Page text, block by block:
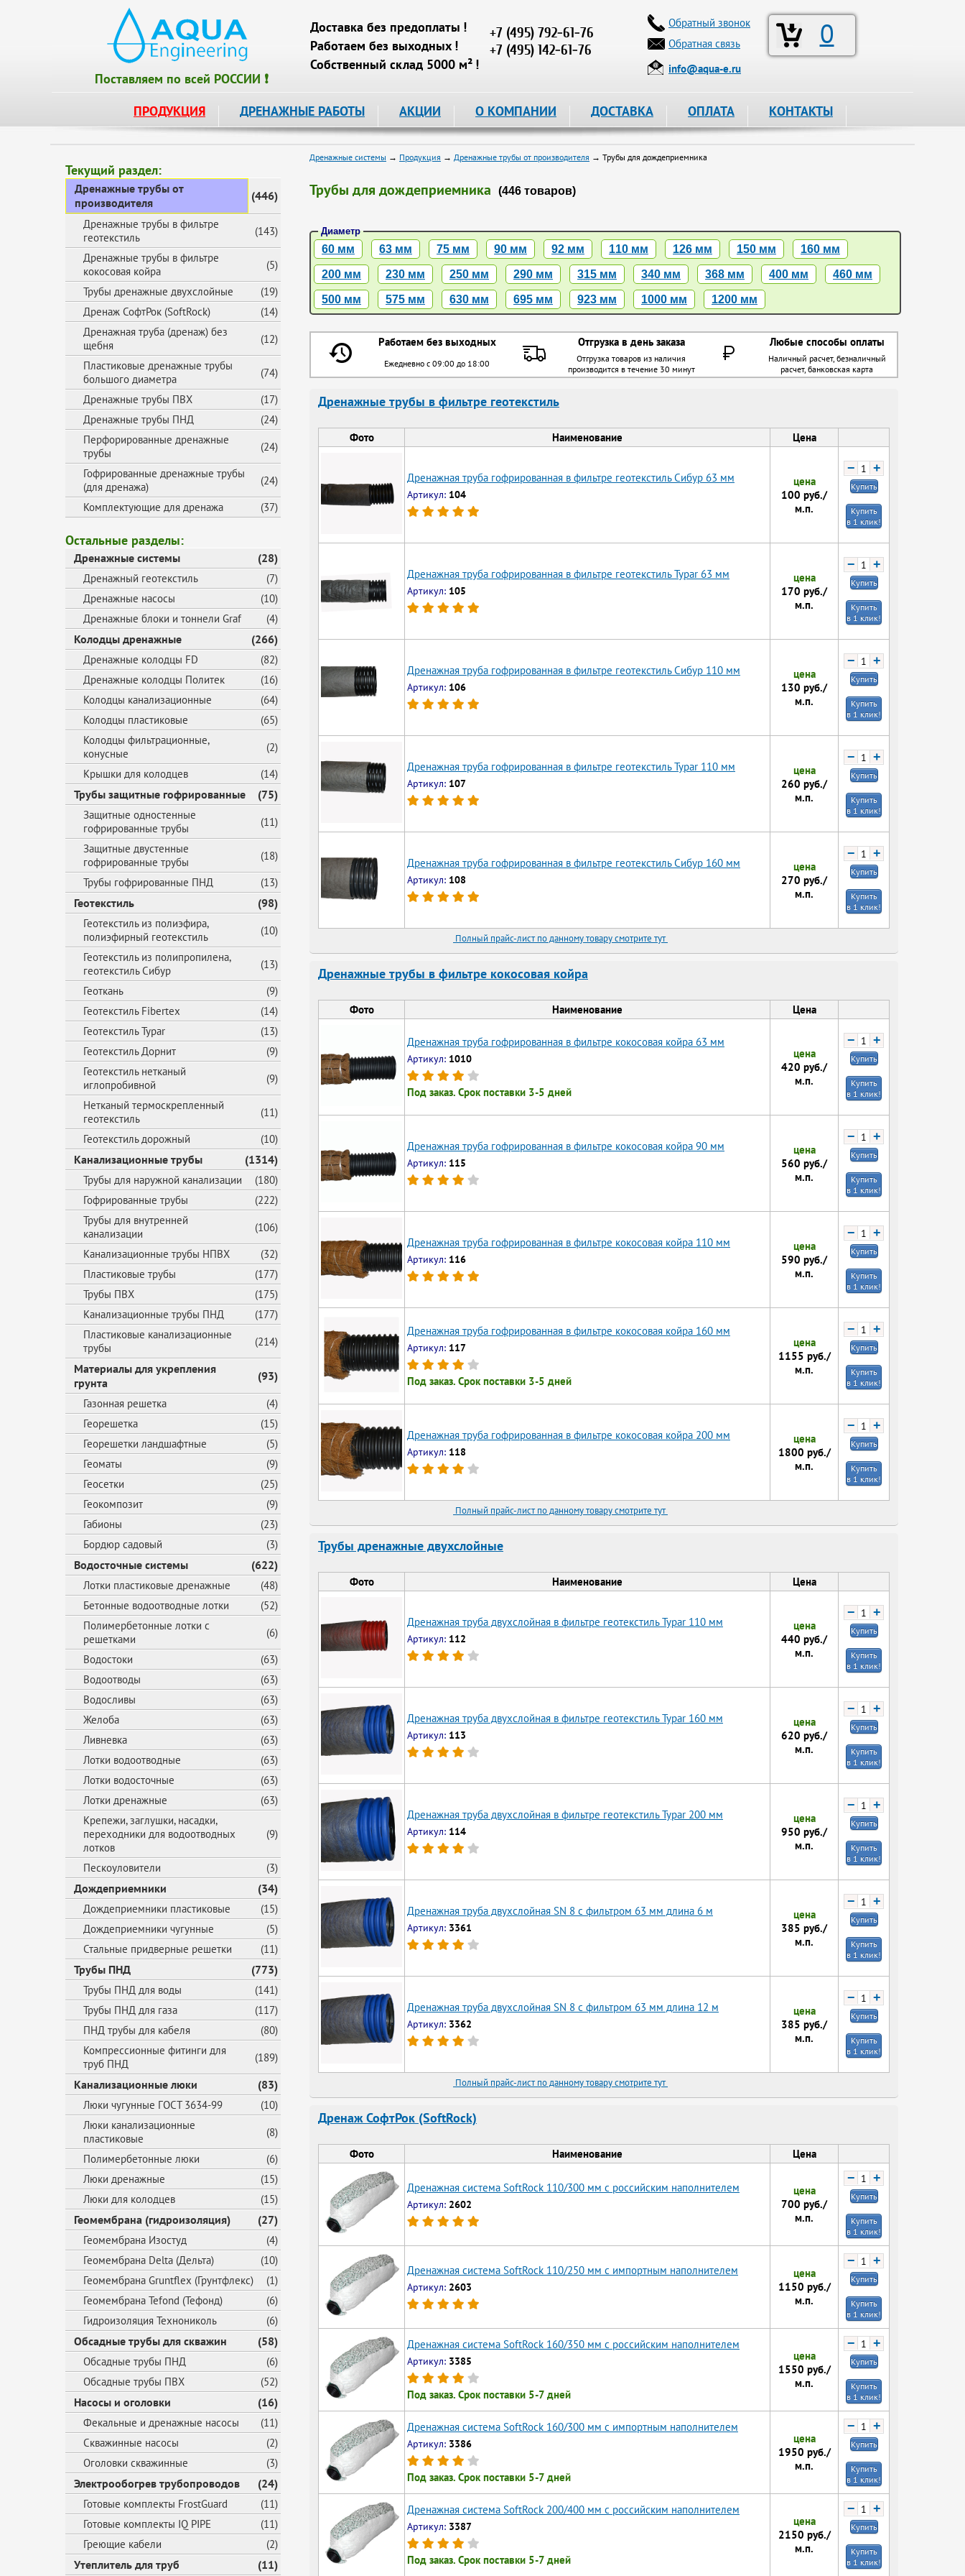
Поставляем по всей РОССИИ ❗
Доставка без предоплаты !
Работаем без выходных !
Собственный склад 5000 м² !
+7 (495) 792-61-76
+7 (495) 142-61-76
0
Обратный звонок
Обратная связь
info@aqua-e.ru
ПРОДУКЦИЯ ДРЕНАЖНЫЕ РАБОТЫ АКЦИИ О КОМПАНИИ ДОСТАВКА ОПЛАТА КОНТАКТЫ
Текущий раздел:
Дренажные трубы от
производителя
(446)
Дренажные трубы в фильтре
геотекстиль
(143)
Дренажные трубы в фильтре
кокосовая койра
(5)
Трубы дренажные двухслойные
(19)
Дренаж СофтРок (SoftRock)
(14)
Дренажная труба (дренаж) без
щебня
(12)
Пластиковые дренажные трубы
большого диаметра
(74)
Дренажные трубы ПВХ
(17)
Дренажные трубы ПНД
(24)
Перфорированные дренажные
трубы
(24)
Гофрированные дренажные трубы
(для дренажа)
(24)
Комплектующие для дренажа
(37)
Остальные разделы:
Дренажные системы (28)
Дренажный геотекстиль
(7)
Дренажные насосы
(10)
Дренажные блоки и тоннели Graf
(4)
Колодцы дренажные (266)
Дренажные колодцы FD
(82)
Дренажные колодцы Политек
(16)
Колодцы канализационные
(64)
Колодцы пластиковые
(65)
Колодцы фильтрационные,
конусные
(2)
Крышки для колодцев
(14)
Трубы защитные гофрированные (75)
Защитные одностенные
гофрированные трубы
(11)
Защитные двустенные
гофрированные трубы
(18)
Трубы гофрированные ПНД
(13)
Геотекстиль (98)
Геотекстиль из полиэфира,
полиэфирный геотекстиль
(10)
Геотекстиль из полипропилена,
геотекстиль Сибур
(13)
Геоткань
(9)
Геотекстиль Fibertex
(14)
Геотекстиль Typar
(13)
Геотекстиль Дорнит
(9)
Геотекстиль нетканый
иглопробивной
(9)
Нетканый термоскрепленный
геотекстиль
(11)
Геотекстиль дорожный
(10)
Канализационные трубы (1314)
Трубы для наружной канализации
(180)
Гофрированные трубы
(222)
Трубы для внутренней
канализации
(106)
Канализационные трубы НПВХ
(32)
Пластиковые трубы
(177)
Трубы ПВХ
(175)
Канализационные трубы ПНД
(177)
Пластиковые канализационные
трубы
(214)
Материалы для укрепления
грунта
(93)
Газонная решетка
(4)
Георешетка
(15)
Георешетки ландшафтные
(5)
Геоматы
(9)
Геосетки
(25)
Геокомпозит
(9)
Габионы
(23)
Бордюр садовый
(3)
Водосточные системы (622)
Лотки пластиковые дренажные
(48)
Бетонные водоотводные лотки
(52)
Полимербетонные лотки с
решетками
(6)
Водостоки
(63)
Водоотводы
(63)
Водосливы
(63)
Желоба
(63)
Ливневка
(63)
Лотки водоотводные
(63)
Лотки водосточные
(63)
Лотки дренажные
(63)
Крепежи, заглушки, насадки,
переходники для водоотводных
лотков
(9)
Пескоуловители (3)
Дождеприемники (34)
Дождеприемники пластиковые
(15)
Дождеприемники чугунные
(5)
Стальные придверные решетки
(11)
Трубы ПНД (773)
Трубы ПНД для воды
(141)
Трубы ПНД для газа
(117)
ПНД трубы для кабеля
(80)
Компрессионные фитинги для
труб ПНД
(189)
Канализационные люки (83)
Люки чугунные ГОСТ 3634-99
(10)
Люки канализационные
пластиковые
(8)
Полимербетонные люки
(6)
Люки дренажные
(15)
Люки для колодцев
(15)
Геомембрана (гидроизоляция) (27)
Геомембрана Изостуд
(4)
Геомембрана Delta (Дельта)
(10)
Геомембрана Gruntflex (Грунтфлекс)
(1)
Геомембрана Tefond (Тефонд)
(6)
Гидроизоляция Технониколь
(6)
Обсадные трубы для скважин (58)
Обсадные трубы ПНД
(6)
Обсадные трубы ПВХ
(52)
Насосы и оголовки (16)
Фекальные и дренажные насосы
(11)
Скважинные насосы
(2)
Оголовки скважинные
(3)
Электрообогрев трубопроводов (24)
Готовые комплекты FrostGuard
(11)
Готовые комплекты IQ PIPE
(11)
Греющие кабели
(2)
Утеплитель для труб (11)
Дренажные системы → Продукция → Дренажные трубы от производителя → Трубы для дождеприемника
Трубы для дождеприемника (446 товаров)
Диаметр
60 мм 63 мм 75 мм 90 мм 92 мм 110 мм 126 мм 150 мм 160 мм
200 мм 230 мм 250 мм 290 мм 315 мм 340 мм 368 мм 400 мм 460 мм
500 мм 575 мм 630 мм 695 мм 923 мм 1000 мм 1200 мм
Работаем без выходных Отгрузка в день заказа Любые способы оплаты
Ежедневно с 09:00 до 18:00
Отгрузка товаров из наличия
производится в течение 30 минут
Наличный расчет, безналичный
расчет, банковская карта
Дренажные трубы в фильтре геотекстиль
Фото Наименование Цена
Дренажная труба гофрированная в фильтре геотекстиль Сибур 63 мм
Артикул: 104
цена
100 руб./
м.п.
− +
Купить
Купить
в 1 клик!
Дренажная труба гофрированная в фильтре геотекстиль Typar 63 мм
Артикул: 105
цена
170 руб./
м.п.
− +
Купить
Купить
в 1 клик!
Дренажная труба гофрированная в фильтре геотекстиль Сибур 110 мм
Артикул: 106
цена
130 руб./
м.п.
− +
Купить
Купить
в 1 клик!
Дренажная труба гофрированная в фильтре геотекстиль Typar 110 мм
Артикул: 107
цена
260 руб./
м.п.
− +
Купить
Купить
в 1 клик!
Дренажная труба гофрированная в фильтре геотекстиль Сибур 160 мм
Артикул: 108
цена
270 руб./
м.п.
− +
Купить
Купить
в 1 клик!
Полный прайс-лист по данному товару смотрите тут
Дренажные трубы в фильтре кокосовая койра
Фото Наименование Цена
Дренажная труба гофрированная в фильтре кокосовая койра 63 мм
Артикул: 1010
Под заказ. Срок поставки 3-5 дней
цена
420 руб./
м.п.
− +
Купить
Купить
в 1 клик!
Дренажная труба гофрированная в фильтре кокосовая койра 90 мм
Артикул: 115
цена
560 руб./
м.п.
− +
Купить
Купить
в 1 клик!
Дренажная труба гофрированная в фильтре кокосовая койра 110 мм
Артикул: 116
цена
590 руб./
м.п.
− +
Купить
Купить
в 1 клик!
Дренажная труба гофрированная в фильтре кокосовая койра 160 мм
Артикул: 117
Под заказ. Срок поставки 3-5 дней
цена
1155 руб./
м.п.
− +
Купить
Купить
в 1 клик!
Дренажная труба гофрированная в фильтре кокосовая койра 200 мм
Артикул: 118
цена
1800 руб./
м.п.
− +
Купить
Купить
в 1 клик!
Полный прайс-лист по данному товару смотрите тут
Трубы дренажные двухслойные
Фото Наименование Цена
Дренажная труба двухслойная в фильтре геотекстиль Typar 110 мм
Артикул: 112
цена
440 руб./
м.п.
− +
Купить
Купить
в 1 клик!
Дренажная труба двухслойная в фильтре геотекстиль Typar 160 мм
Артикул: 113
цена
620 руб./
м.п.
− +
Купить
Купить
в 1 клик!
Дренажная труба двухслойная в фильтре геотекстиль Typar 200 мм
Артикул: 114
цена
950 руб./
м.п.
− +
Купить
Купить
в 1 клик!
Дренажная труба двухслойная SN 8 с фильтром 63 мм длина 6 м
Артикул: 3361
цена
385 руб./
м.п.
− +
Купить
Купить
в 1 клик!
Дренажная труба двухслойная SN 8 с фильтром 63 мм длина 12 м
Артикул: 3362
цена
385 руб./
м.п.
− +
Купить
Купить
в 1 клик!
Полный прайс-лист по данному товару смотрите тут
Дренаж СофтРок (SoftRock)
Фото Наименование Цена
Дренажная система SoftRock 110/300 мм с российским наполнителем
Артикул: 2602
цена
700 руб./
м.п.
− +
Купить
Купить
в 1 клик!
Дренажная система SoftRock 110/250 мм с импортным наполнителем
Артикул: 2603
цена
1150 руб./
м.п.
− +
Купить
Купить
в 1 клик!
Дренажная система SoftRock 160/350 мм c российским наполнителем
Артикул: 3385
Под заказ. Срок поставки 5-7 дней
цена
1550 руб./
м.п.
− +
Купить
Купить
в 1 клик!
Дренажная система SoftRock 160/300 мм c импортным наполнителем
Артикул: 3386
Под заказ. Срок поставки 5-7 дней
цена
1950 руб./
м.п.
− +
Купить
Купить
в 1 клик!
Дренажная система SoftRock 200/400 мм c российским наполнителем
Артикул: 3387
Под заказ. Срок поставки 5-7 дней
цена
2150 руб./
м.п.
− +
Купить
Купить
в 1 клик!